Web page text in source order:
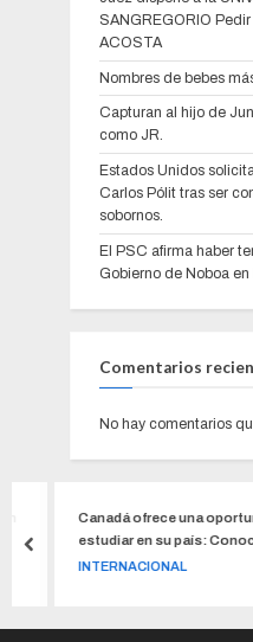
SANGREGORIO
ACOSTA
Nombres de bebes
Capturan al hijo de
como JR.
Estados Unidos
Carlos Pólit tras ser
sobornos.
El PSC afirma haber
Gobierno de Noboa en
Comentarios
No hay comentarios
Canadá ofrece una
estudiar en su país:
INTERNACIONAL